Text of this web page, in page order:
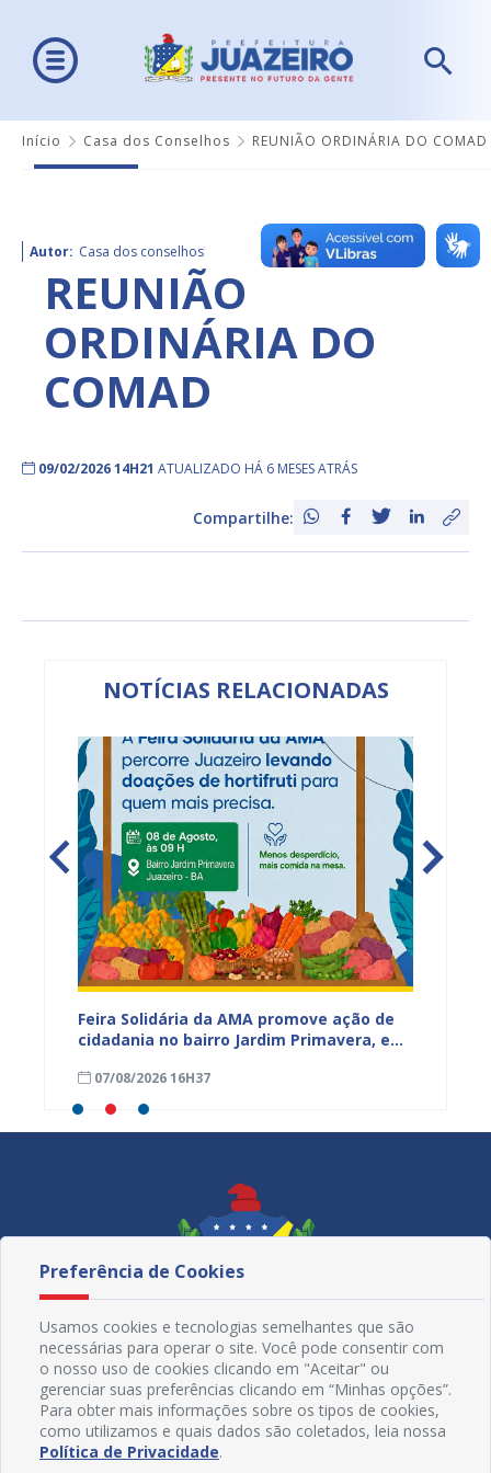
Início Casa dos Conselhos REUNIÃO ORDINÁRIA DO COMAD
Autor: Casa dos conselhos
REUNIÃO
ORDINÁRIA DO
COMAD
09/02/2026 14H21 ATUALIZADO HÁ 6 MESES ATRÁS
Compartilhe:
NOTÍCIAS RELACIONADAS
Feira Solidária da AMA promove ação de
cidadania no bairro Jardim Primavera, em
07/08/2026 16H37
Redes Sociais
Preferência de Cookies
Usamos cookies e tecnologias semelhantes que são
necessárias para operar o site. Você pode consentir com
o nosso uso de cookies clicando em "Aceitar" ou
gerenciar suas preferências clicando em “Minhas opções”.
Para obter mais informações sobre os tipos de cookies,
como utilizamos e quais dados são coletados, leia nossa
Política de Privacidade.